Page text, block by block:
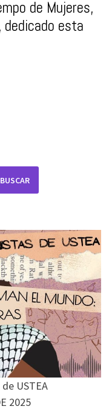
de Mujeres,
dedicado esta
BUSCAR
de USTEA
2025